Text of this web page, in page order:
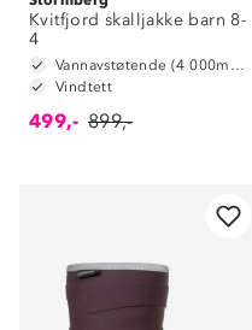
Kvitfjord skalljakke barn 8-
4
Vannavstøtende (4 000mm vannsøyle)
Vindtett
499,- 899,-